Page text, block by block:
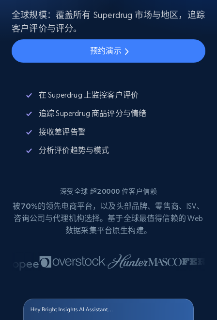
全球规模：覆盖所有 Superdrug 市场与地区，追踪
客户评价与评分。
预约演示
在 Superdrug 上监控客户评价
追踪 Superdrug 商品评分与情绪
接收差评告警
分析评价趋势与模式
深受全球 超20000 位客户信赖
被70%的领先电商平台，以及头部品牌、零售商、ISV、
咨询公司与代理机构选择。基于全球最值得信赖的 Web
数据采集平台原生构建。